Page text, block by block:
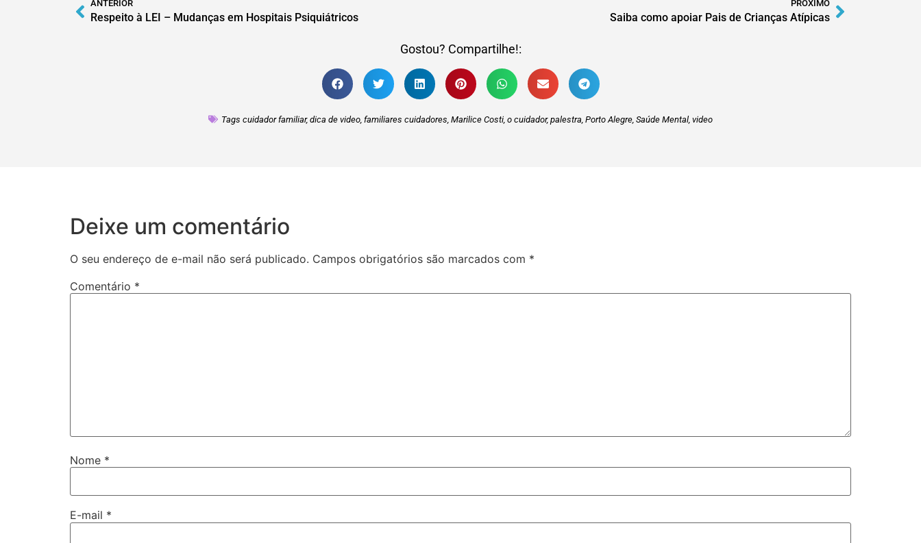
ANTERIOR
Respeito à LEI – Mudanças em Hospitais Psiquiátricos
PRÓXIMO
Saiba como apoiar Pais de Crianças Atípicas
Gostou? Compartilhe!:
Tags cuidador familiar, dica de video familiares cuidadores Marilice Costi o cuidador, palestra Porto Alegre Saúde Mental video
Deixe um comentário
O seu endereço de e-mail não será publicado. Campos obrigatórios são marcados com *
Comentário *
Nome *
E-mail *